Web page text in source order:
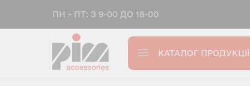
ПН - ПТ: З 9-00 ДО 18-00
КАТАЛОГ ПРОДУКЦІЇ